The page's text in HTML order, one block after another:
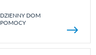
DZIENNY DOM
POMOCY